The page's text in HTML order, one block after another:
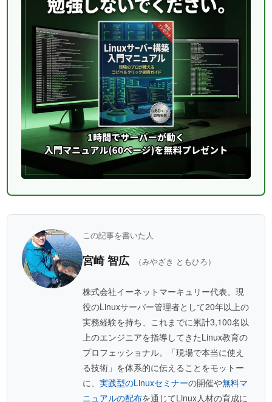
この記事を書いた人
宮崎 智広 （みやざき ともひろ）
株式会社イーネットマーキュリー代表。現
役のLinuxサーバー管理者として20年以上の
実務経験を持ち、これまでに累計3,100名以
上のエンジニアを指導してきたLinux教育の
プロフェッショナル。「現場で本当に使え
る技術」を体系的に伝えることをモットー
に、実践型のLinuxセミナーの開催や無料マ
ニュアルの配布を通じてLinux人材の育成に